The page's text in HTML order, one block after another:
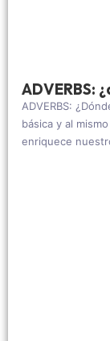
ADVERBS:
ADVERBS:
básica y al
enriquece